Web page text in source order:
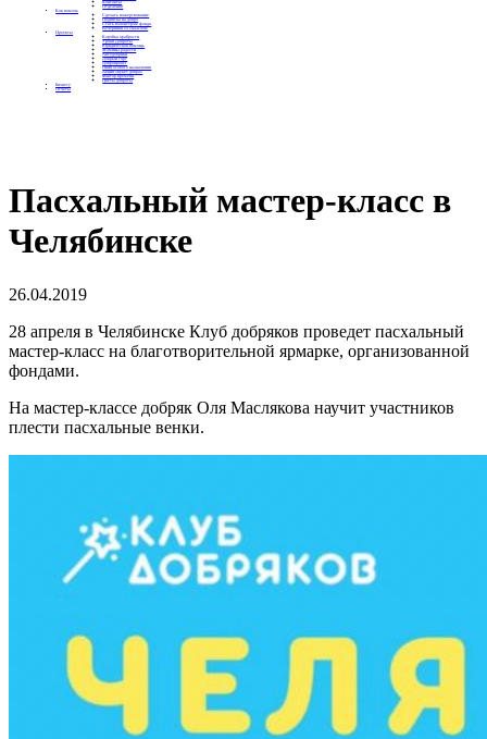
Контакты
Отделения
Как помочь
Сделать пожертвование
Подписка на добро
Стать волонтером фонда
Вечеринки со смыслом
Проекты
Коробка храбрости
Уроки Доброты
Юридическая помощь
Мамины радости
Автодобряки
Добрый торт
Добропробег
Няни особого назначения
Акция «Букет добра»
Фактор времени
Цветы доброты
Бизнесу
Отчеты
Пасхальный мастер-класс в
Челябинске
26.04.2019
28 апреля в Челябинске Клуб добряков проведет пасхальный
мастер-класс на благотворительной ярмарке, организованной
фондами.
На мастер-классе добряк Оля Маслякова научит участников
плести пасхальные венки.